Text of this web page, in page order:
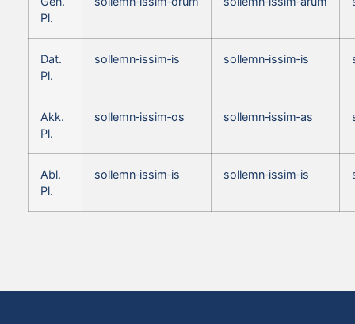
Pl.
Dat.
Pl.
sollemn‑issim‑is sollemn‑issim‑is
Akk.
Pl.
sollemn‑issim‑os sollemn‑issim‑as
Abl.
Pl.
sollemn‑issim‑is sollemn‑issim‑is